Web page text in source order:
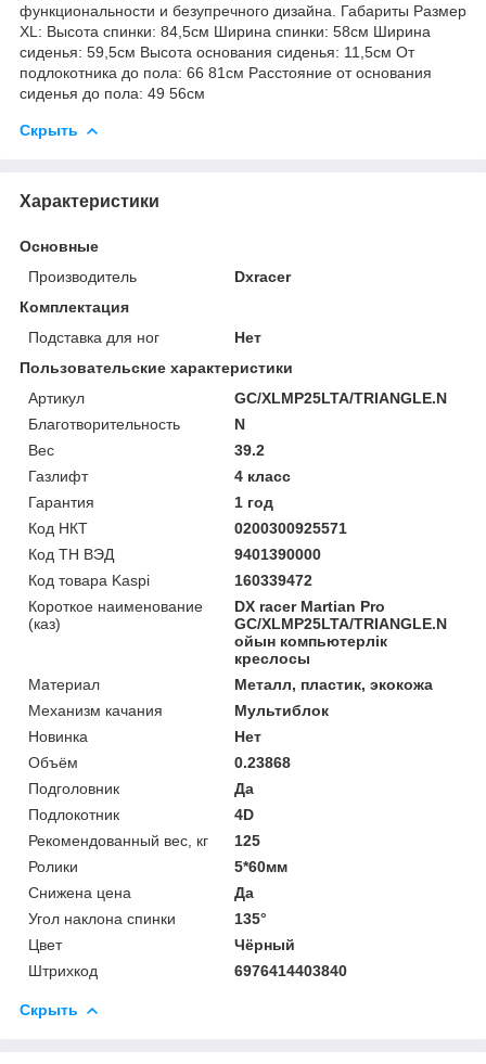
функциональности и безупречного дизайна. Габариты Размер
XL: Высота спинки: 84,5см Ширина спинки: 58см Ширина
сиденья: 59,5см Высота основания сиденья: 11,5см От
подлокотника до пола: 66 81см Расстояние от основания
сиденья до пола: 49 56см
Скрыть
Характеристики
Основные
Производитель
Dxracer
Комплектация
Подставка для ног
Нет
Пользовательские характеристики
Артикул
GC/XLMP25LTA/TRIANGLE.N
Благотворительность
N
Вес
39.2
Газлифт
4 класс
Гарантия
1 год
Код НКТ
0200300925571
Код ТН ВЭД
9401390000
Код товара Kaspi
160339472
Короткое наименование
(каз)
DX racer Martian Pro
GC/XLMP25LTA/TRIANGLE.N
ойын компьютерлік
креслосы
Материал
Металл, пластик, экокожа
Механизм качания
Мультиблок
Новинка
Нет
Объём
0.23868
Подголовник
Да
Подлокотник
4D
Рекомендованный вес, кг
125
Ролики
5*60мм
Снижена цена
Да
Угол наклона спинки
135°
Цвет
Чёрный
Штрихкод
6976414403840
Скрыть